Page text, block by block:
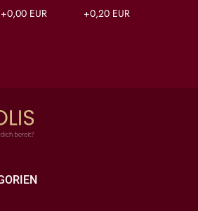
+0,00 EUR
+0,20 EUR